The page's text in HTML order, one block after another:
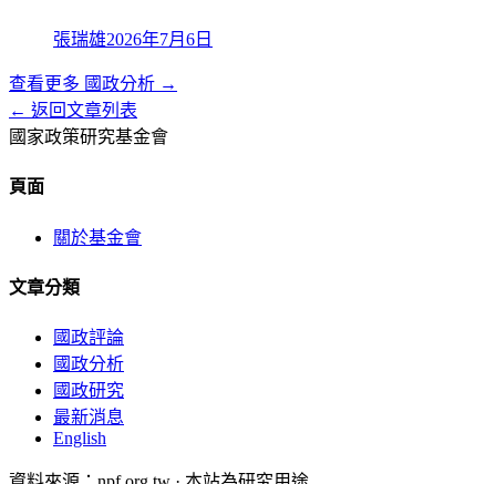
張瑞雄2026年7月6日
查看更多 國政分析 →
← 返回文章列表
國家政策研究基金會
頁面
關於基金會
文章分類
國政評論
國政分析
國政研究
最新消息
English